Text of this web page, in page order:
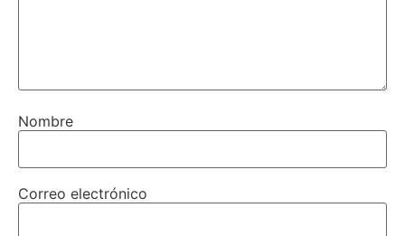
Nombre
Correo electrónico